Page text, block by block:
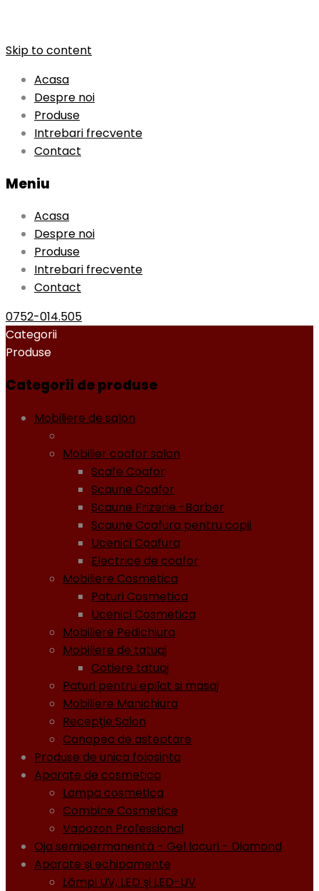
Skip to content
Acasa
Despre noi
Produse
Intrebari frecvente
Contact
Meniu
Acasa
Despre noi
Produse
Intrebari frecvente
Contact
0752-014.505
Categorii
Produse
Categorii de produse
Mobiliere de salon
Mobilier coafor salon
Scafe Coafor
Scaune Coafor
Scaune Frizerie -Barber
Scaune Coafura pentru copii
Ucenici Coafura
Electrice de coafor
Mobiliere Cosmetica
Paturi Cosmetica
Ucenici Cosmetica
Mobiliere Pedichiura
Mobiliere de tatuaj
Cotiere tatuaj
Paturi pentru epilat si masaj
Mobiliere Manichiura
Recepţie Salon
Canapea de asteptare
Produse de unica folosinta
Aparate de cosmetica
Lampa cosmetica
Combine Cosmetice
Vapozon Professional
Oja semipermanentă - Gel lacuri - Diamond
Aparate şi echipamente
Lămpi UV, LED şi LED-UV